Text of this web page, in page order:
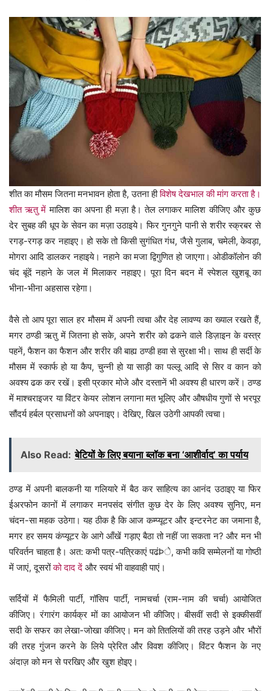
शीत का मौसम जितना मनभावन होता है, उतना हीविशेष देखभाल की मांग करता है।
शीत ऋतु में मालिश का अपना ही मज़ा है। तेल लगाकर मालिश कीजिए और कुछ
देर सुबह की धूप के सेवन का मज़ा उठाइये। फिर गुनगुने पानी से शरीर स्क्रबर से
रगड़-रगड़ कर नहाइए। हो सके तो किसी सुगंधित गंध, जैसे गुलाब, चमेली, केवड़ा,
मोगरा आदि डालकर नहाइये। नहाने का मजा द्विगुणित हो जाएगा। ओडीकॉलोन की
चंद बूंदें नहाने के जल में मिलाकर नहाइए। पूरा दिन बदन में स्पेशल खुशबू का
भीना-भीना अहसास रहेगा।
वैसे तो आप पूरा साल हर मौसम में अपनी त्वचा और देह लावण्य का ख्याल रखते हैं,
मगर ठण्डी ऋतु में जितना हो सके, अपने शरीर को ढकने वाले डिज़ाइन के वस्त्र
पहनें, फैशन का फैशन और शरीर की बाह्य ठण्डी हवा से सुरक्षा भी। साथ ही सर्दी के
मौसम में स्कार्फ हो या कैप, चुन्नी हो या साड़ी का पल्लू आदि से सिर व कान को
अवश्य ढक कर रखें। इसी प्रकार मोजे और दस्तानें भी अवश्य ही धारण करें। ठण्ड
में माश्चराइजर या विंटर केयर लोशन लगाना मत भूलिए और औषधीय गुणों से भरपूर
सौंदर्य हर्बल प्रसाधनों को अपनाइए। देखिए, खिल उठेगी आपकी त्वचा।
Also Read: बेटियों के लिए बयाना ब्लॉक बना ‘आशीर्वाद’ का पर्याय
ठण्ड में अपनी बालकनी या गलियारे में बैठ कर साहित्य का आनंद उठाइए या फिर
ईअरफोन कानों में लगाकर मनपसंद संगीत कुछ देर के लिए अवश्य सुनिए, मन
चंदन-सा महक उठेगा। यह ठीक है कि आज कम्प्यूटर और इन्टरनेट का जमाना है,
मगर हर समय कंप्यूटर के आगे आँखें गड़ाए बैठा तो नहीं जा सकता न? और मन भी
परिवर्तन चाहता है। अत: कभी पत्र-पत्रिकाएं पढंÞे, कभी कवि सम्मेलनों या गोष्ठी
में जाएं, दूसरोंको दाद दें और स्वयं भी वाहवाही पाएं।
सर्दियों में फैमिली पार्टी, गॉसिप पार्टी, नामचर्चा (राम-नाम की चर्चा) आयोजित
कीजिए। रंगारंग कार्यक्र मों का आयोजन भी कीजिए। बीसवीं सदी से इक्कीसवीं
सदी के सफर का लेखा-जोखा कीजिए। मन को तितलियों की तरह उड़ने और भौरों
की तरह गुंजन करने के लिये प्रेरित और विवश कीजिए। विंटर फैशन के नए
अंदाज़ को मन से परखिए और खुश होइए।